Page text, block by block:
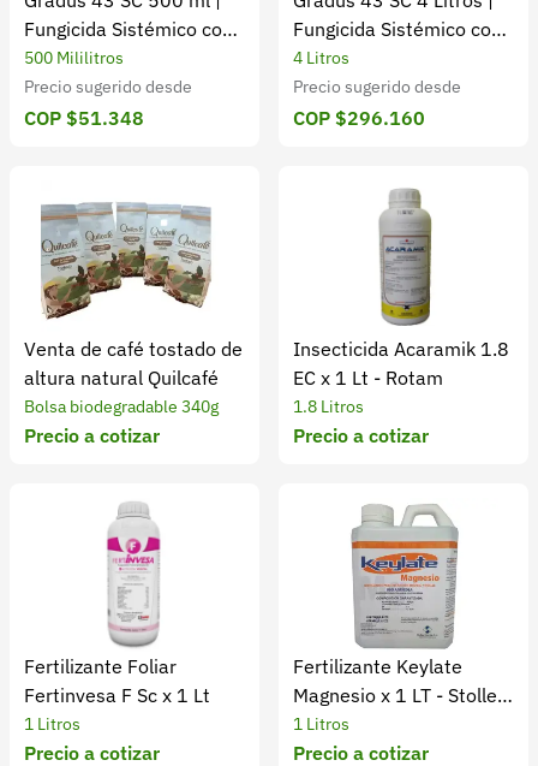
Fungicida Sistémico con
Tebuconazol
500 Mililitros
Precio sugerido desde
COP $51.348
Fungicida Sistémico con
Tebuconazol
4 Litros
Precio sugerido desde
COP $296.160
Venta de café tostado de
altura natural Quilcafé
Bolsa biodegradable 340g
Precio a cotizar
Insecticida Acaramik 1.8
EC x 1 Lt - Rotam
1.8 Litros
Precio a cotizar
Fertilizante Foliar
Fertinvesa F Sc x 1 Lt
1 Litros
Precio a cotizar
Fertilizante Keylate
Magnesio x 1 LT - Stoller
Colombia SA
1 Litros
Precio a cotizar